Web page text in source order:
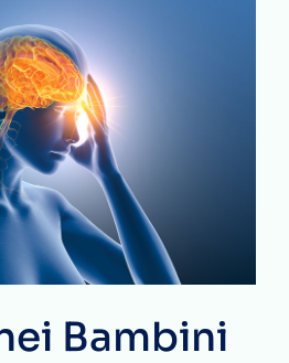
Bambini